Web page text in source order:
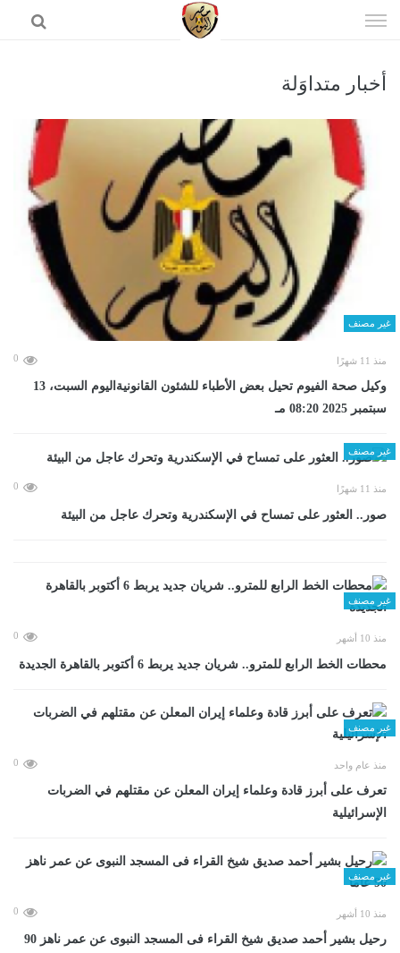
الى
أخبار متداوَلة
غير مصنف
منذ 11 شهرًا 0
وكيل صحة الفيوم تحيل بعض الأطباء للشئون القانونيةاليوم السبت، 13
سبتمبر 2025 08:20 مـ
غير مصنف
منذ 11 شهرًا 0
صور.. العثور على تمساح في الإسكندرية وتحرك عاجل من البيئة
غير مصنف
منذ 10 أشهر 0
محطات الخط الرابع للمترو.. شريان جديد يربط 6 أكتوبر بالقاهرة الجديدة
غير مصنف
منذ عام واحد 0
تعرف على أبرز قادة وعلماء إيران المعلن عن مقتلهم في الضربات
الإسرائيلية
غير مصنف
منذ 10 أشهر 0
رحيل بشير أحمد صديق شيخ القراء فى المسجد النبوى عن عمر ناهز 90